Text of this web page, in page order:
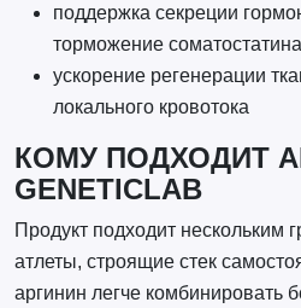
поддержка секреции
торможение соматостатина
ускорение регенерации
локального кровотока
КОМУ ПОДХОДИТ
GENETICLAB
Продукт подходит нескольким
атлеты, строящие стек
аргинин легче комбинировать